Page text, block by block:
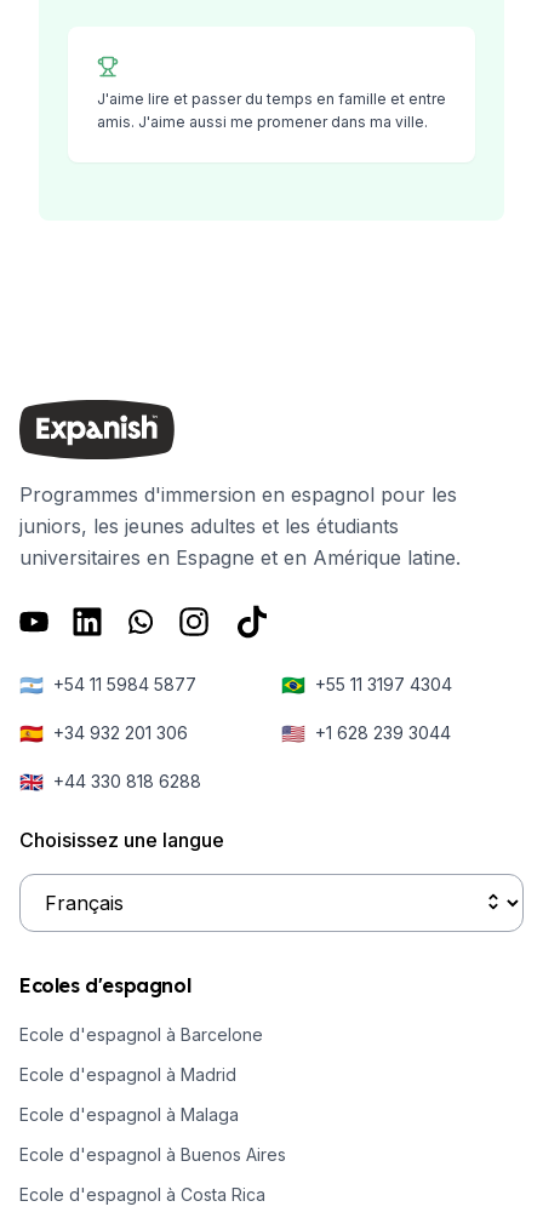
J'aime lire et passer du temps en famille et entre
amis. J'aime aussi me promener dans ma ville.
Programmes d'immersion en espagnol pour les
juniors, les jeunes adultes et les étudiants
universitaires en Espagne et en Amérique latine.
🇦🇷 +54 11 5984 5877 🇧🇷 +55 11 3197 4304
🇪🇸 +34 932 201 306 🇺🇸 +1 628 239 3044
🇬🇧 +44 330 818 6288
Choisissez une langue
Ecoles d'espagnol
Ecole d'espagnol à Barcelone
Ecole d'espagnol à Madrid
Ecole d'espagnol à Malaga
Ecole d'espagnol à Buenos Aires
Ecole d'espagnol à Costa Rica